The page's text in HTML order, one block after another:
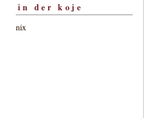
in der koje
nix